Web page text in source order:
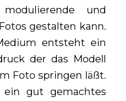
modulierende und
gestalten kann.
entsteht ein
der das Modell
Foto springen läßt.
gut gemachtes